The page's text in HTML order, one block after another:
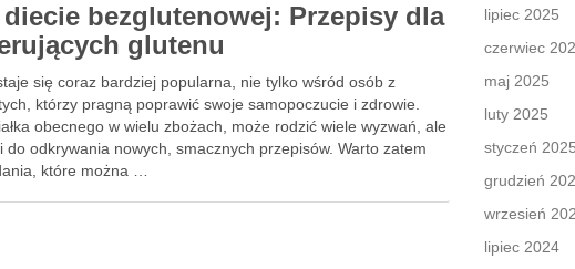
bezglutenowej: Przepisy dla
glutenu
się coraz bardziej popularna, nie tylko wśród osób z
którzy pragną poprawić swoje samopoczucie i zdrowie.
obecnego w wielu zbożach, może rodzić wiele wyzwań, ale
do odkrywania nowych, smacznych przepisów. Warto zatem
które można …
lipiec 2025
czerwiec
maj 2025
luty 2025
styczeń 2025
grudzień
wrzesień
lipiec 2024